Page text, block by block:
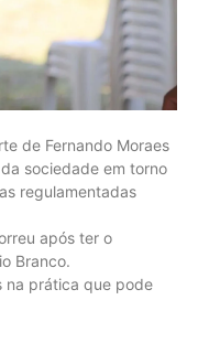
de Fernando Moraes
sociedade em torno
regulamentadas
após ter o
Branco.
na prática que pode